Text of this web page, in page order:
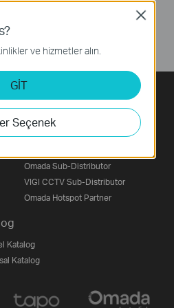
Satış Noktaları
Perakende / E-Ticaret
Omada Sub-Distributor
VIGI CCTV Sub-Distributor
Omada Hotspot Partner
Katalog
Katalog
ve hizmetler alın.
GİT
Seçenek
Close